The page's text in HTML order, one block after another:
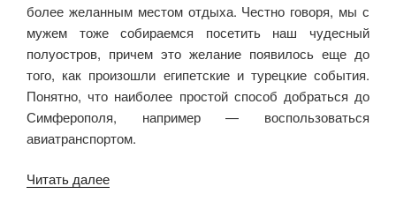
более желанным местом отдыха. Честно говоря, мы с
мужем тоже собираемся посетить наш чудесный
полуостров, причем это желание появилось еще до
того, как произошли египетские и турецкие события.
Понятно, что наиболее простой способ добраться до
Симферополя, например — воспользоваться
авиатранспортом.
Читать далее